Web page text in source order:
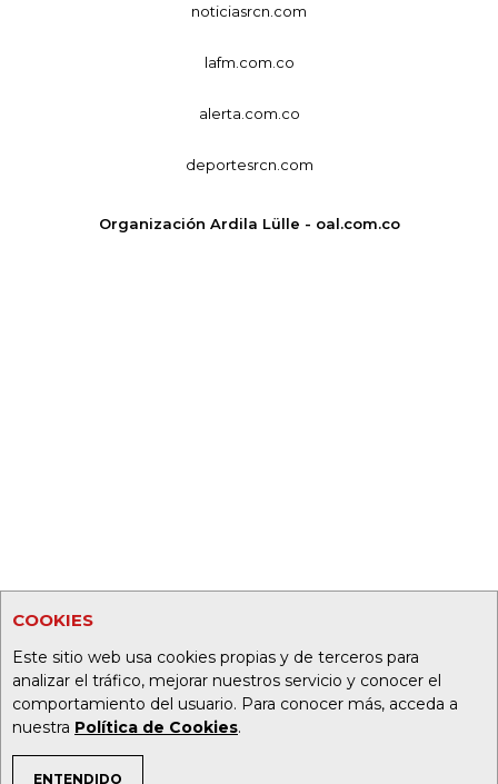
COOKIES
Este sitio web usa cookies propias y de terceros para
analizar el tráfico, mejorar nuestros servicio y conocer el
comportamiento del usuario. Para conocer más, acceda a
nuestra Política de Cookies.
ENTENDIDO
noticiasrcn.com
lafm.com.co
alerta.com.co
deportesrcn.com
Organización Ardila Lülle - oal.com.co